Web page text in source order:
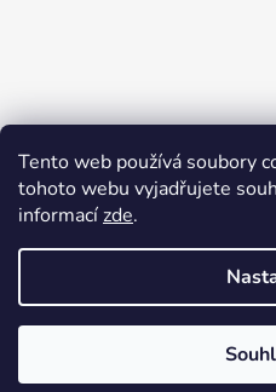
Tento web používá soubory
tohoto webu vyjadřujete
informacízde.
Vytvořil Shoptet|